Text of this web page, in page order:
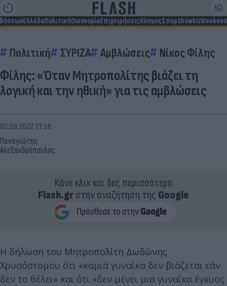
ΕλλάδαΠολιτικήΟικονομίαΕπιχειρήσειςΚόσμοςΣπορShowbizWeekend
Πολιτική ΣΥΡΙΖΑ Αμβλώσεις Νίκος Φίλης
Φίλης: «Όταν Μητροπολίτης βιάζει τη
λογική και την ηθική» για τις αμβλώσεις
Παναγιώτης
Αλεξανδρόπουλος
02.09.2022 17:18
Κάνε κλικ και δες περισσότερο
Flash.grστην αναζήτηση της Google
Η δήλωση του Μητροπολίτη Δωδώνης
Χρυσόστομου ότι «καμιά γυναίκα δεν βιάζεται εάν
δεν το θέλει» και ότι «δεν μένει μια γυναίκα έγκυος